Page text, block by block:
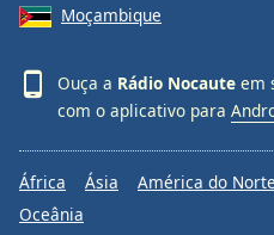
Moçambique
Ouça a Rádio Nocaute em
com o aplicativo para
África Ásia América do Norte
Oceânia